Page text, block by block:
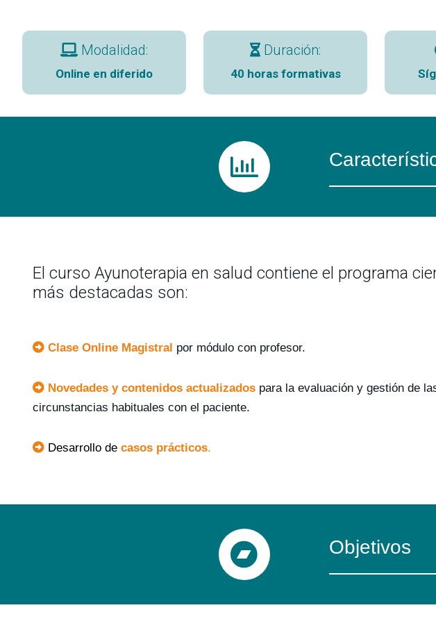
Modalidad:
Online en diferido
Duración:
40 horas formativas
El curso Ayunoterapia en salud contiene el programa
más destacadas son:
Clase Online Magistral por módulo con profesor.
Novedades y contenidos actualizados para la evaluación y gestión de
circunstancias habituales con el paciente.
Desarrollo de casos prácticos.
Objetivos